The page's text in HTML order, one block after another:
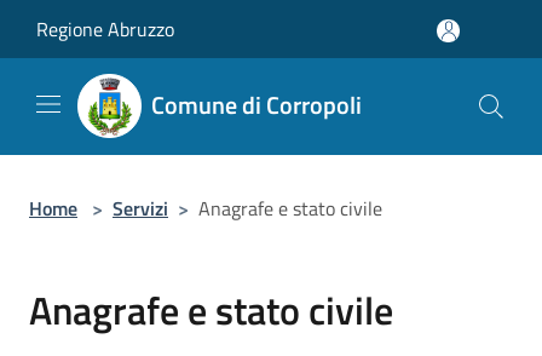
Regione Abruzzo
Comune di Corropoli
Home > Servizi > Anagrafe e stato civile
Anagrafe e stato civile